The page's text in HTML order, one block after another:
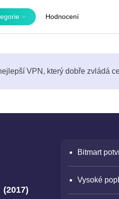
Hodnocení
VPN, který dobře zvládá
(2017)
Bitmart
Vysoké